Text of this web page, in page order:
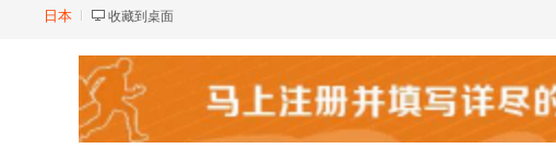
日本 收藏到桌面